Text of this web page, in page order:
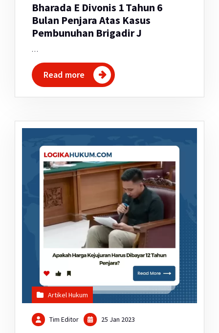
Bharada E Divonis 1 Tahun 6
Bulan Penjara Atas Kasus
Pembunuhan Brigadir J
…
Read more
Artikel Hukum
Tim Editor 25 Jan 2023